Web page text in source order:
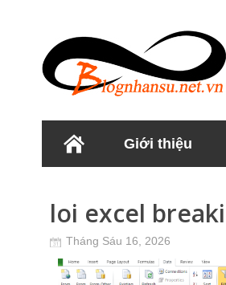
Giới thiệu
loi excel
Tháng Sáu 16, 2026